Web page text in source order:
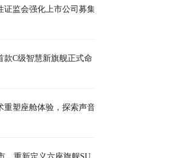
证监会强化上市公司募集
款C级智慧新旗舰正式命
重塑座舱体验，探索声音